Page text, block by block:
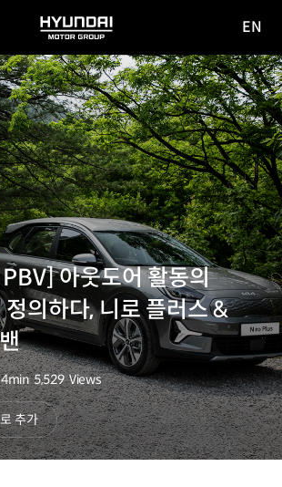
HYUNDAI
MOTOR
GROUP
사이
이동
EN
아웃도어 활동의
의하다, 니로 플러스 &
분량
4min
조회수
5,529 Views
추가(새
창
열림)